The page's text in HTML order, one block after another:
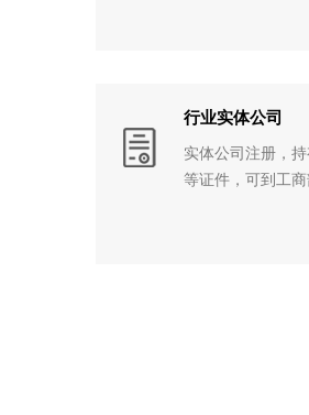
行业实体公司
实体公司注册，
等证件，可到工商